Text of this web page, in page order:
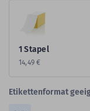
Etikettenformat
1 Stapel
14,49 €